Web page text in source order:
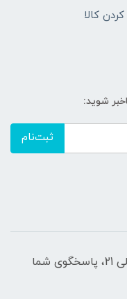
کالا
شوید:
ثبت‌نام
روزهای کاری از ساعت 10 الی 14 و 18 الی 21، پاسخگوی شما